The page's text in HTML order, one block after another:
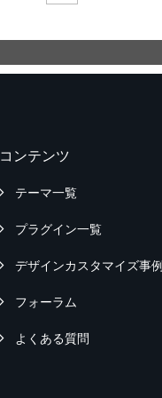
コンテンツ
テーマ一覧
プラグイン一覧
デザインカスタマイズ事例
フォーラム
よくある質問